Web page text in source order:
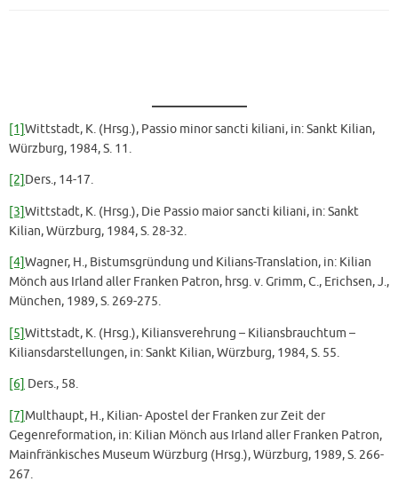
[1]Wittstadt, K. (Hrsg.), Passio minor sancti kiliani, in: Sankt Kilian,
Würzburg, 1984, S. 11.
[2] Ders., 14-17.
[3]Wittstadt, K. (Hrsg.), Die Passio maior sancti kiliani, in: Sankt
Kilian, Würzburg, 1984, S. 28-32.
[4]Wagner, H., Bistumsgründung und Kilians-Translation, in: Kilian
Mönch aus Irland aller Franken Patron, hrsg. v. Grimm, C., Erichsen, J.,
München, 1989, S. 269-275.
[5]Wittstadt, K. (Hrsg.), Kiliansverehrung – Kiliansbrauchtum –
Kiliansdarstellungen, in: Sankt Kilian, Würzburg, 1984, S. 55.
[6] Ders., 58.
[7] Multhaupt, H., Kilian- Apostel der Franken zur Zeit der
Gegenreformation, in: Kilian Mönch aus Irland aller Franken Patron,
Mainfränkisches Museum Würzburg (Hrsg.), Würzburg, 1989, S. 266-
267.